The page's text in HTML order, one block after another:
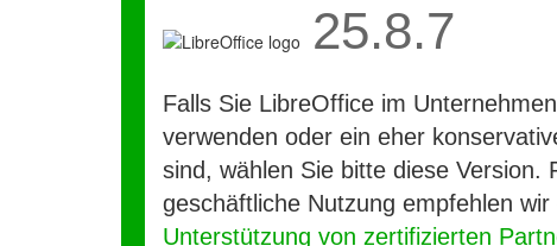
25.8.7
Falls Sie LibreOffice im
verwenden oder ein eher
sind, wählen Sie bitte diese Version.
geschäftliche Nutzung empfehlen wir
Unterstützung von zertifizierten